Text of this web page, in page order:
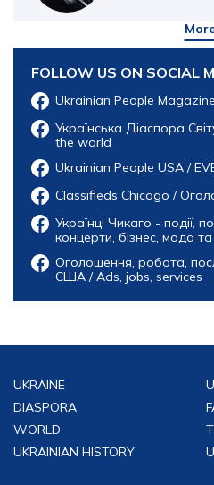
FOLLOW US ON SOCIAL
Ukrainian People Magazine
Українська Діаспора
the world
Ukrainian People USA /
Classifieds Chicago /
Українці Чикаго - події,
концерти, бізнес, мода та
Оголошення, робота,
США / Ads, jobs, services
UKRAINE
DIASPORA
WORLD
UKRAINIAN HISTORY